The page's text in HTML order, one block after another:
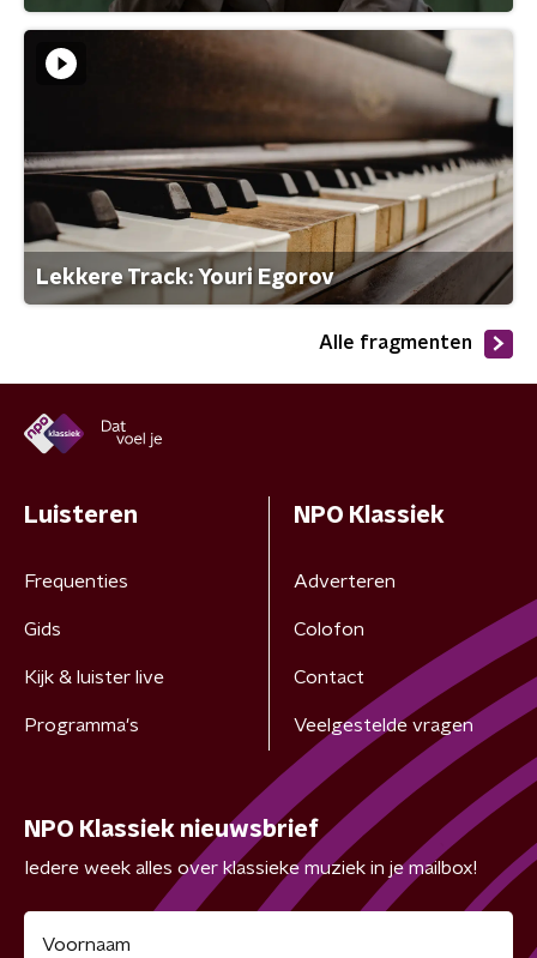
Lekkere Track: Youri Egorov
Alle fragmenten
Luisteren
Frequenties
Gids
Kijk & luister live
Programma's
NPO Klassiek
Adverteren
Colofon
Contact
Veelgestelde vragen
NPO Klassiek nieuwsbrief
Iedere week alles over klassieke muziek in je mailbox!